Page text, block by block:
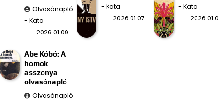
Olvasónapló
- Kata
2026.01.09.
- Kata
2026.01.07.
- Kata
Abe Kóbó: A
homok
asszonya
olvasónapló
Olvasónapló